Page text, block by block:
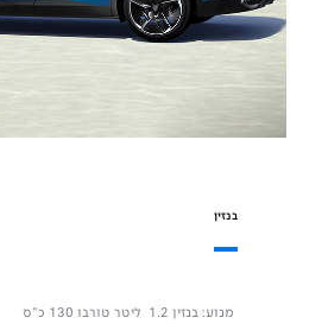
מנוע: בנזין 1.2 ליטר טורבו 130 כ"ס
בנזין